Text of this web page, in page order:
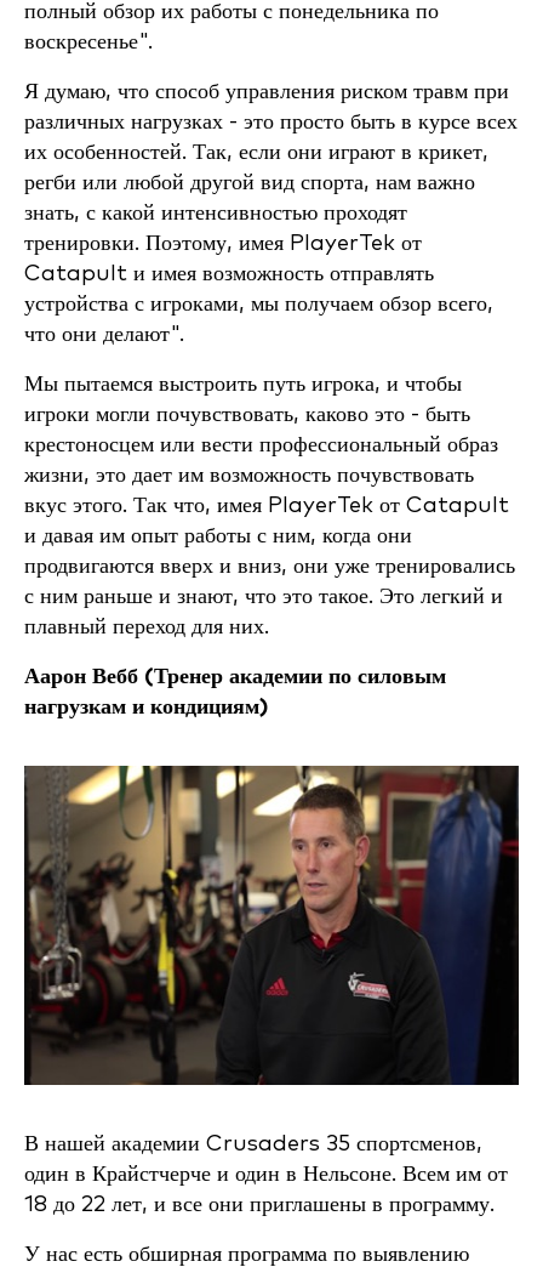
полный обзор их работы с понедельника по
воскресенье".
Я думаю, что способ управления риском травм при
различных нагрузках - это просто быть в курсе всех
их особенностей. Так, если они играют в крикет,
регби или любой другой вид спорта, нам важно
знать, с какой интенсивностью проходят
тренировки. Поэтому, имея PlayerTek от
Catapult и имея возможность отправлять
устройства с игроками, мы получаем обзор всего,
что они делают".
Мы пытаемся выстроить путь игрока, и чтобы
игроки могли почувствовать, каково это - быть
крестоносцем или вести профессиональный образ
жизни, это дает им возможность почувствовать
вкус этого. Так что, имея PlayerTek от Catapult
и давая им опыт работы с ним, когда они
продвигаются вверх и вниз, они уже тренировались
с ним раньше и знают, что это такое. Это легкий и
плавный переход для них.
Аарон Вебб (Тренер академии по силовым
нагрузкам и кондициям)
В нашей академии Crusaders 35 спортсменов,
один в Крайстчерче и один в Нельсоне. Всем им от
18 до 22 лет, и все они приглашены в программу.
У нас есть обширная программа по выявлению